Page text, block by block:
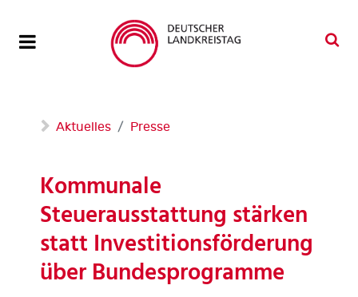
Aktuelles Presse
Kommunale
Steuerausstattung stärken
statt Investitionsförderung
über Bundesprogramme